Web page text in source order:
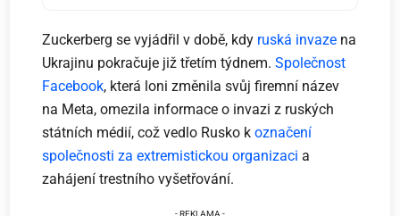
Zuckerberg se vyjádřil v době, kdy ruská invaze na
Ukrajinu pokračuje již třetím týdnem.Společnost
Facebook, která loni změnila svůj firemní název
na Meta, omezila informace o invazi z ruských
státních médií, což vedlo Rusko koznačení
společnosti za extremistickou organizaci a
zahájení trestního vyšetřování.